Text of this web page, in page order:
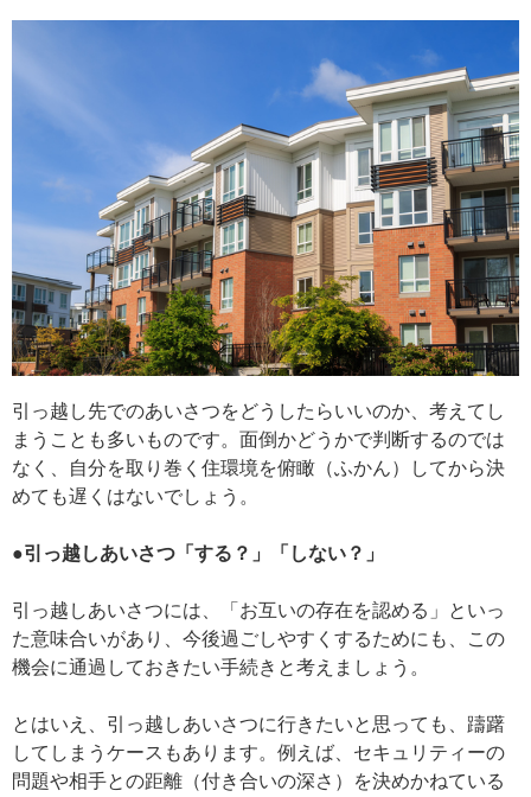
引っ越し先でのあいさつをどうしたらいいのか、考えてし
まうことも多いものです。面倒かどうかで判断するのでは
なく、自分を取り巻く住環境を俯瞰（ふかん）してから決
めても遅くはないでしょう。
●引っ越しあいさつ「する？」「しない？」
引っ越しあいさつには、「お互いの存在を認める」といっ
た意味合いがあり、今後過ごしやすくするためにも、この
機会に通過しておきたい手続きと考えましょう。
とはいえ、引っ越しあいさつに行きたいと思っても、躊躇
してしまうケースもあります。例えば、セキュリティーの
問題や相手との距離（付き合いの深さ）を決めかねている